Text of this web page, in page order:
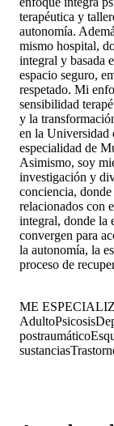
terapéutica y
autonomía.
mismo hospital,
integral y basada
espacio seguro,
respetado. Mi
sensibilidad
y la
en la Universidad
especialidad de
Asimismo, soy
investigación y
conciencia,
relacionados con
integral, donde la
convergen para
la autonomía, la
proceso de
ME
AdultoPsicosis
postraumático
sustancias